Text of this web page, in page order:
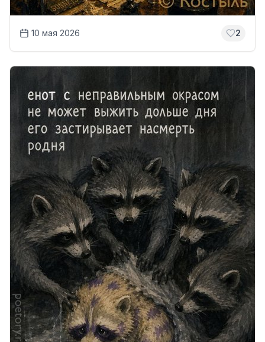
10 мая 2026 2